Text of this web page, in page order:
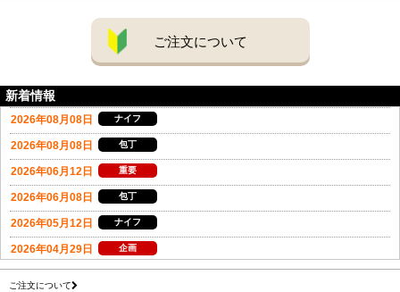
ご注文について
新着情報
ご注文について